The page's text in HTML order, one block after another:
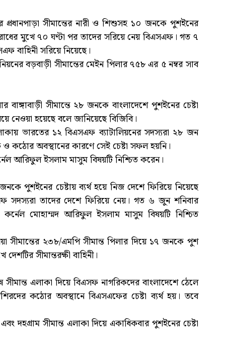
সীমান্তের নারী ও শিশুসহ ১০ জনকে পুশইনের
মুখে ৭০ ঘণ্টা পর তাদের সরিয়ে নেয় বিএসএফ। গত ৭
বাহিনী সরিয়ে নিয়েছে।
বড়বাড়ী সীমান্তের মেইন পিলার ৭৫৮ এর ৫ নম্বর সাব
বাঙ্গাবাড়ী সীমান্তে ২৮ জনকে বাংলাদেশে পুশইনের চেষ্টা
নেওয়া হয়েছে বলে জানিয়েছে বিজিবি।
ভারতের ১২ বিএসএফ ব্যাটালিয়নের সদস্যরা ২৮ জন
ও কঠোর অবস্থানের কারণে সেই চেষ্টা সফল হয়নি।
আরিফুল ইসলাম মাসুম বিষয়টি নিশ্চিত করেন।
পুশইনের চেষ্টায় ব্যর্থ হয়ে নিজ দেশে ফিরিয়ে নিয়েছে
তাদের দেশে ফিরিয়ে নেয়। গত ৬ জুন শনিবার
কর্নেল মোহাম্মদ আরিফুল ইসলাম মাসুম বিষয়টি নিশ্চিত
২৩৮/এমপি সীমান্ত পিলার দিয়ে ১৭ জনকে পুশ
সীমান্তরক্ষী বাহিনী।
এলাকা দিয়ে বিএসফ নাগরিকদের বাংলাদেশে ঠেলে
কঠোর অবস্থানে বিএসএফের চেষ্টা ব্যর্থ হয়। তবে
দহগ্রাম সীমান্ত এলাকা দিয়ে একাধিকবার পুশইনের চেষ্টা